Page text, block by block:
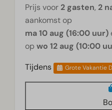
Prijs voor 2 gasten, 2
aankomst op
ma 10 aug (16:00 uur)
op wo 12 aug (10:00
Tijdens
Grote Vakantie